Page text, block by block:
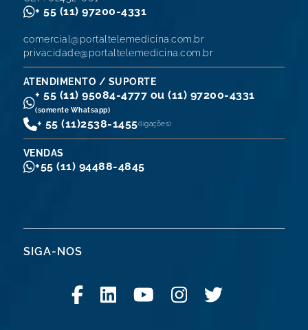
+ 55 (11) 97200-4331
comercial@portaltelemedicina.com.br
privacidade@portaltelemedicina.com.br
ATENDIMENTO / SUPORTE
+ 55 (11) 95084-4777 ou (11) 97200-4331
(somente Whatsapp)
+ 55 (11)2538-1455(ligações)
VENDAS
+55 (11) 94488-4845
SIGA-NOS